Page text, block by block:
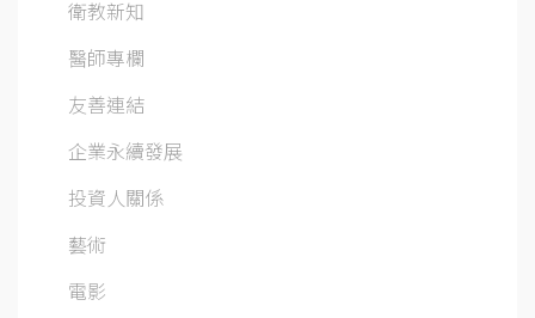
衛教新知
醫師專欄
友善連結
企業永續發展
投資人關係
藝術
電影